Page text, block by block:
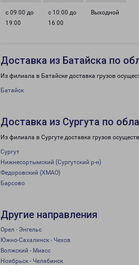
с 09:00 до
19:00
с 10:00 до
16:00
Выходной
Доставка из Батайска по
Из филиала в Батайске доставка грузов
Батайск
Доставка из Сургута по
Из филиала в Сургуте доставка грузов
Сургут
Нижнесортымский (Сургутский р-н)
Федоровский (ХМАО)
Барсово
Другие направления
Орел - Энгельс
Южно-Сахалинск - Чехов
Волжский - Миасс
Ноябрьск - Челябинск